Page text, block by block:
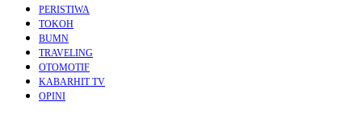
PERISTIWA
TOKOH
BUMN
TRAVELING
OTOMOTIF
KABARHIT TV
OPINI